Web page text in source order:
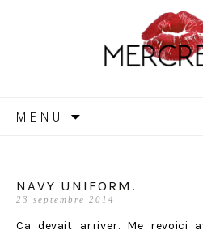
MENU
NAVY UNIFORM.
23 septembre 2014
Ca devait arriver. Me revoici